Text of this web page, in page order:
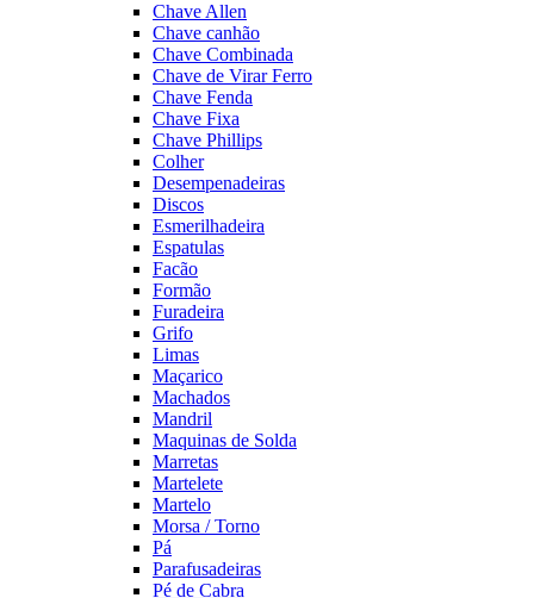
Chave Allen
Chave canhão
Chave Combinada
Chave de Virar Ferro
Chave Fenda
Chave Fixa
Chave Phillips
Colher
Desempenadeiras
Discos
Esmerilhadeira
Espatulas
Facão
Formão
Furadeira
Grifo
Limas
Maçarico
Machados
Mandril
Maquinas de Solda
Marretas
Martelete
Martelo
Morsa / Torno
Pá
Parafusadeiras
Pé de Cabra